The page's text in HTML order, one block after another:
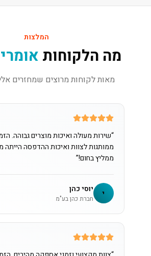
המלצות
מה הלקוחות
מאות לקוחות מרוצים שמחזרים
“שירות מעולה ואיכות מוצרים גבוהה.
ממותגות לצוות ואיכות ההדפסה
ממליץ בחום!”
י יוסי כהן
חברת כהן בע"מ